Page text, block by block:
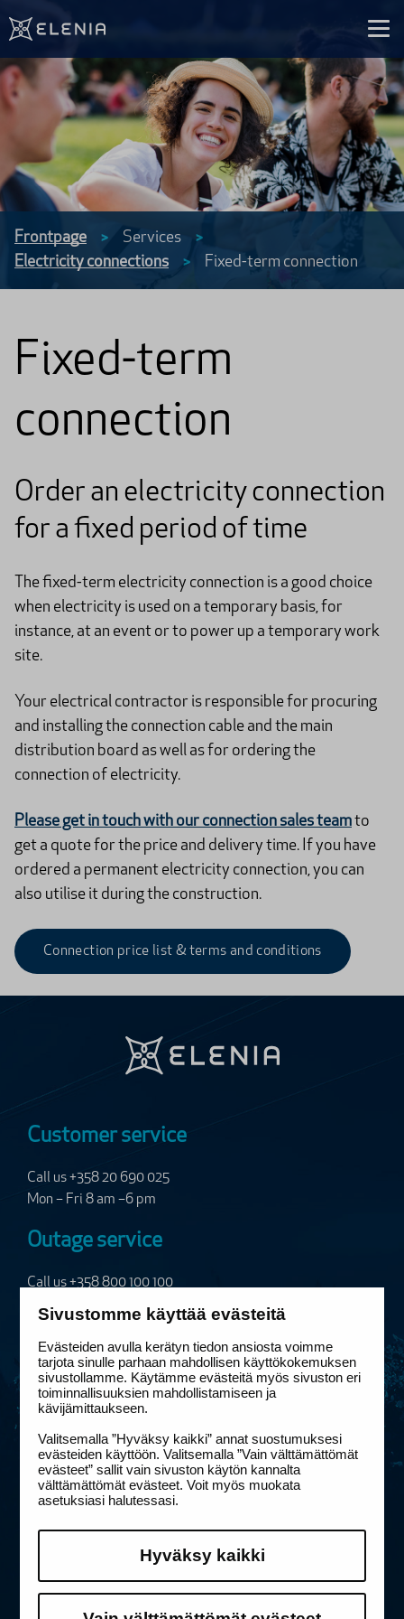
Sivustomme käyttää evästeitä
Evästeiden avulla kerätyn tiedon ansiosta voimme
tarjota sinulle parhaan mahdollisen käyttökokemuksen
sivustollamme. Käytämme evästeitä myös sivuston eri
toiminnallisuuksien mahdollistamiseen ja
kävijämittaukseen.
Valitsemalla ”Hyväksy kaikki” annat suostumuksesi
evästeiden käyttöön. Valitsemalla ”Vain välttämättömät
evästeet” sallit vain sivuston käytön kannalta
välttämättömät evästeet. Voit myös muokata
asetuksiasi halutessasi.
Hyväksy kaikki
Skip to content
Frontpage > Services >
Electricity connections > Fixed-term connection
Fixed-term
connection
Order an electricity connection
for a fixed period of time
The fixed-term electricity connection is a good choice
when electricity is used on a temporary basis, for
instance, at an event or to power up a temporary work
site.
Your electrical contractor is responsible for procuring
and installing the connection cable and the main
distribution board as well as for ordering the
connection of electricity.
Please get in touch with our connection sales teamto
get a quote for the price and delivery time. If you have
ordered a permanent electricity connection, you can
also utilise it during the construction.
Connection price list & terms and conditions
Customer service
Call us +358 20 690 025
Mon – Fri 8 am –6 pm
Outage service
Call us+358 800 100 100
24/7, free of charge
Customer service chat requires allowing cookies.
Edit your cookie consent settings
Contacts
Switchboard+358 20 586 11
firstname.lastname@elenia.fi
Postal addresses and procurement
Links
Privacy